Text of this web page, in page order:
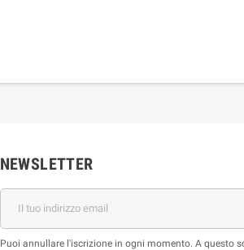
NEWSLETTER
Puoi annullare l'iscrizione in ogni momento. A questo